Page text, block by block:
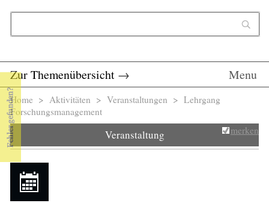
Zur Themenübersicht → Menu
Sie sind hier
Home > Aktivitäten > Veranstaltungen > Lehrgang
Forschungsmanagement
Veranstaltung merken